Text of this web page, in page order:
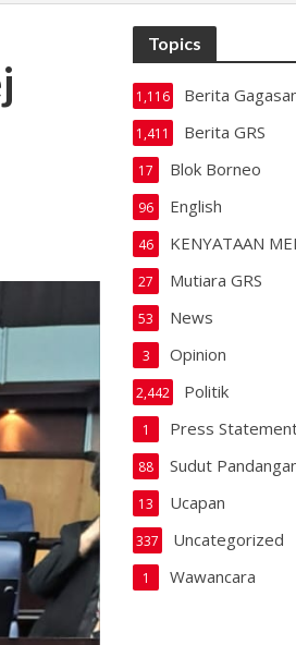
Topics
Berita
1,116
Berita GRS
1,411
Blok Borneo
17
English
96
KENYATAAN
46
Mutiara GRS
27
News
53
Opinion
3
Politik
2,442
Press
1
Sudut
88
Ucapan
13
Uncategorized
337
Wawancara
1